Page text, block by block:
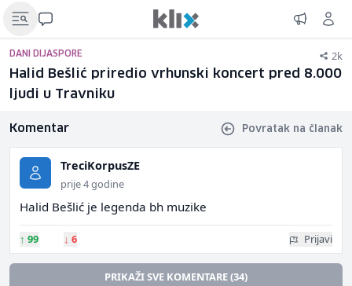
DANI DIJASPORE 2k
Halid Bešlić priredio vrhunski koncert pred 8.000
ljudi u Travniku
Komentar Povratak na članak
TreciKorpusZE
prije 4 godine
Halid Bešlić je legenda bh muzike
↑ 99 ↓ 6 Prijavi
PRIKAŽI SVE KOMENTARE (34)